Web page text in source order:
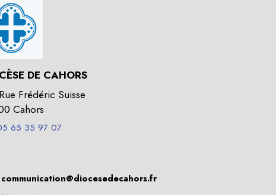
DE CAHORS
Frédéric Suisse
Cahors
65 35 97 07
communication@diocesedecahors.fr